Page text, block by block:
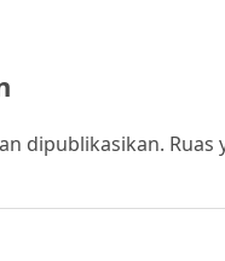
dipublikasikan. Ruas